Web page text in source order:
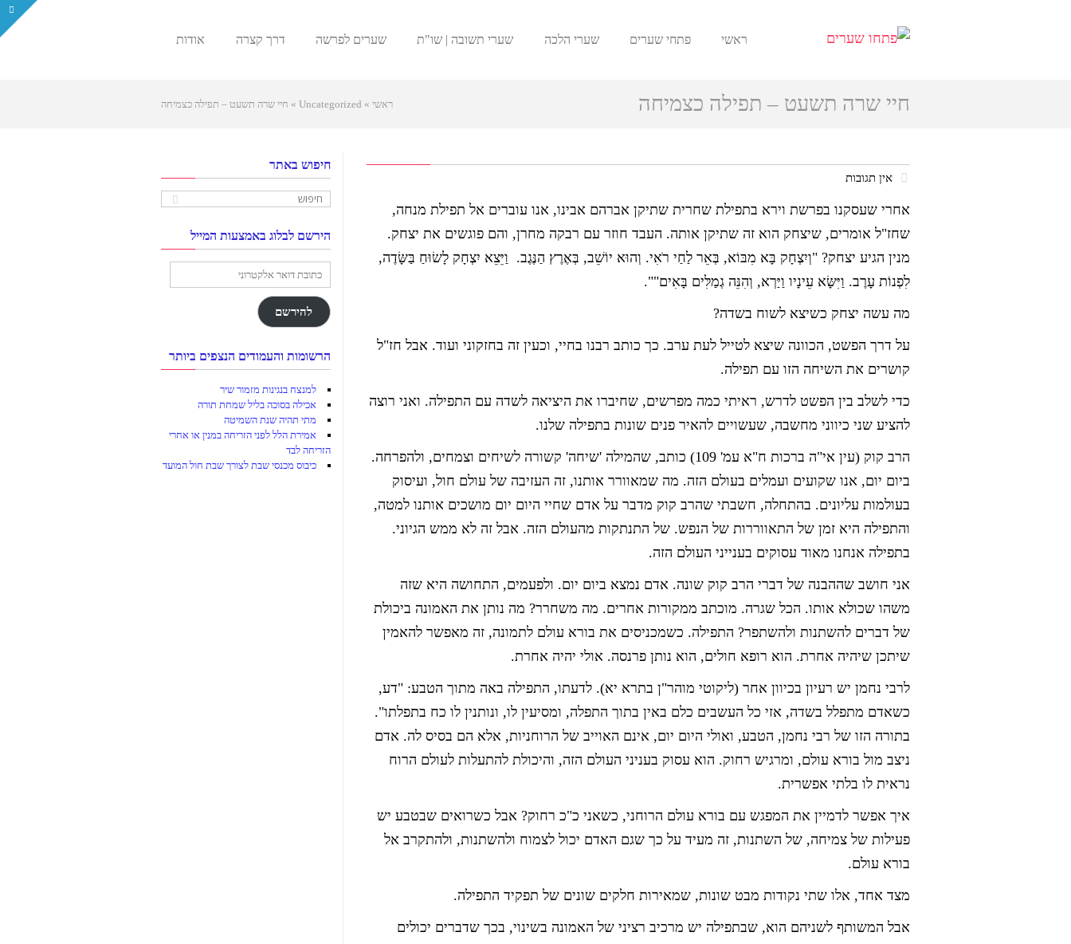
ראשי פתחי שערים שערי הלכה שערי תשובה | שו"ת שערים לפרשה דרך קצרה אודות
חיי שרה תשעט – תפילה כצמיחה ראשי »
Uncategorized
» חיי שרה תשעט – תפילה כצמיחה
אין תגובות
אחרי שעסקנו בפרשת וירא בתפילת שחרית שתיקן אברהם אבינו, אנו עוברים אל תפילת מנחה,
שחז"ל אומרים, שיצחק הוא זה שתיקן אותה. העבד חוזר עם רבקה מחרן, והם פוגשים את יצחק.
מנין הגיע יצחק? "וְיִצְחָק בָּא מִבּוֹא, בְּאֵר לַחַי רֹאִי. וְהוּא יוֹשֵׁב, בְּאֶרֶץ הַנֶּגֶב. וַיֵּצֵא יִצְחָק לָשׂוּחַ בַּשָּׂדֶה,
לִפְנוֹת עָרֶב. וַיִּשָּׂא עֵינָיו וַיַּרְא, וְהִנֵּה גְמַלִּים בָּאִים"".
מה עשה יצחק כשיצא לשוח בשדה?
על דרך הפשט, הכוונה שיצא לטייל לעת ערב. כך כותב רבנו בחיי, וכעין זה בחזקוני ועוד. אבל חז"ל
קושרים את השיחה הזו עם תפילה.
כדי לשלב בין הפשט לדרש, ראיתי כמה מפרשים, שחיברו את היציאה לשדה עם התפילה. ואני רוצה
להציע שני כיווני מחשבה, שעשויים להאיר פנים שונות בתפילה שלנו.
הרב קוק (עין אי"ה ברכות ח"א עמ' 109) כותב, שהמילה 'שיחה' קשורה לשיחים וצמחים, ולהפרחה.
ביום יום, אנו שקועים ועמלים בעולם הזה. מה שמאוורר אותנו, זה העזיבה של עולם חול, ועיסוק
בעולמות עליונים. בהתחלה, חשבתי שהרב קוק מדבר על אדם שחיי היום יום מושכים אותנו למטה,
והתפילה היא זמן של התאווררות של הנפש. של התנתקות מהעולם הזה. אבל זה לא ממש הגיוני.
בתפילה אנחנו מאוד עסוקים בענייני העולם הזה.
אני חושב שההבנה של דברי הרב קוק שונה. אדם נמצא ביום יום. ולפעמים, התחושה היא שזה
משהו שכולא אותו. הכל שגרה. מוכתב ממקורות אחרים. מה משחרר? מה נותן את האמונה ביכולת
של דברים להשתנות ולהשתפר? התפילה. כשמכניסים את בורא עולם לתמונה, זה מאפשר להאמין
שיתכן שיהיה אחרת. הוא רופא חולים, הוא נותן פרנסה. אולי יהיה אחרת.
לרבי נחמן יש רעיון בכיוון אחר (ליקוטי מוהר"ן בתרא יא). לדעתו, התפילה באה מתוך הטבע: "דע,
כשאדם מתפלל בשדה, אזי כל העשבים כלם באין בתוך התפלה, ומסיעין לו, ונותנין לו כח בתפלתו".
בתורה הזו של רבי נחמן, הטבע, ואולי היום יום, אינם האוייב של הרוחניות, אלא הם בסיס לה. אדם
ניצב מול בורא עולם, ומרגיש רחוק. הוא עסוק בעניני העולם הזה, והיכולת להתעלות לעולם הרוח
נראית לו בלתי אפשרית.
איך אפשר לדמיין את המפגש עם בורא עולם הרוחני, כשאני כ"כ רחוק? אבל כשרואים שבטבע יש
פעילות של צמיחה, של השתנות, זה מעיד על כך שגם האדם יכול לצמוח ולהשתנות, ולהתקרב אל
בורא עולם.
מצד אחד, אלו שתי נקודות מבט שונות, שמאירות חלקים שונים של תפקיד התפילה.
אבל המשותף לשניהם הוא, שבתפילה יש מרכיב רציני של האמונה בשינוי, בכך שדברים יכולים
חיפוש באתר
הירשם לבלוג באמצעות המייל
אלקטרוני
להירשם
הרשומות והעמודים הנצפים ביותר
למנצח בנגינות מזמור שיר
אכילה בסוכה בליל שמחת תורה
מתי תהיה שנת השמיטה
אמירת הלל לפני הזריחה במנין או אחרי
הזריחה לבד
כיבוס מכנסי שבת לצורך שבת חול המועד